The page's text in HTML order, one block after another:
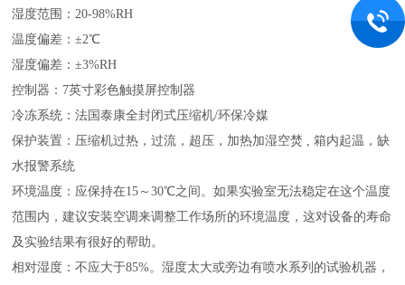
湿度范围：20-98%RH
温度偏差：‌±2℃
湿度偏差：±3%RH
控制器：7英寸彩色触摸屏控制器
冷冻系统：法国泰康全封闭式压缩机/环保冷媒
保护装置：压缩机过热，过流，超压，加热加湿空焚 , 箱内起温，缺
水报警系统
环境温度：‌应保持在15～30℃之间。‌如果实验室无法稳定在这个温度
范围内，‌建议安装空调来调整工作场所的环境温度，‌这对设备的寿命
及实验结果有很好的帮助。‌
相对湿度：‌不应大于85%。‌湿度太大或旁边有喷水系列的试验机器，‌